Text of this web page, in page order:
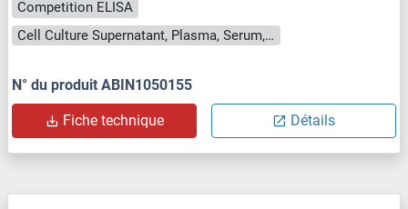
Competition ELISA
Cell Culture Supernatant, Plasma, Serum, Tissue Homogenate
N° du produit ABIN1050155
Fiche technique Détails